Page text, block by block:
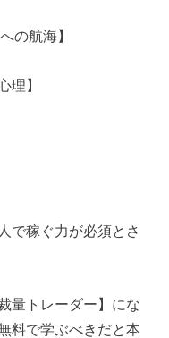
の航海】
理】
で稼ぐ力が必須とさ
量トレーダー】にな
料で学ぶべきだと本